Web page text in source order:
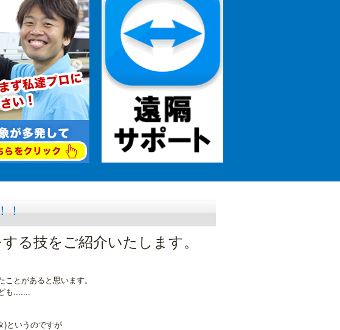
！
る技をご紹介いたします。
とがあると思います。
も.......
)というのですが